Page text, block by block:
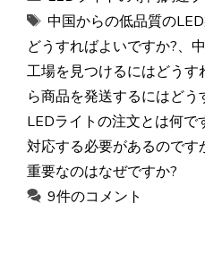
テ
ゴ
リ
ー
タ
グ
中国からの低品質の
どうすればよいですか?、
工場を見つけるにはどうす
ら商品を発送するにはどう
LEDライトの注文とは何で
対応する必要があるのです
重要なのはなぜですか?
9件のコメント